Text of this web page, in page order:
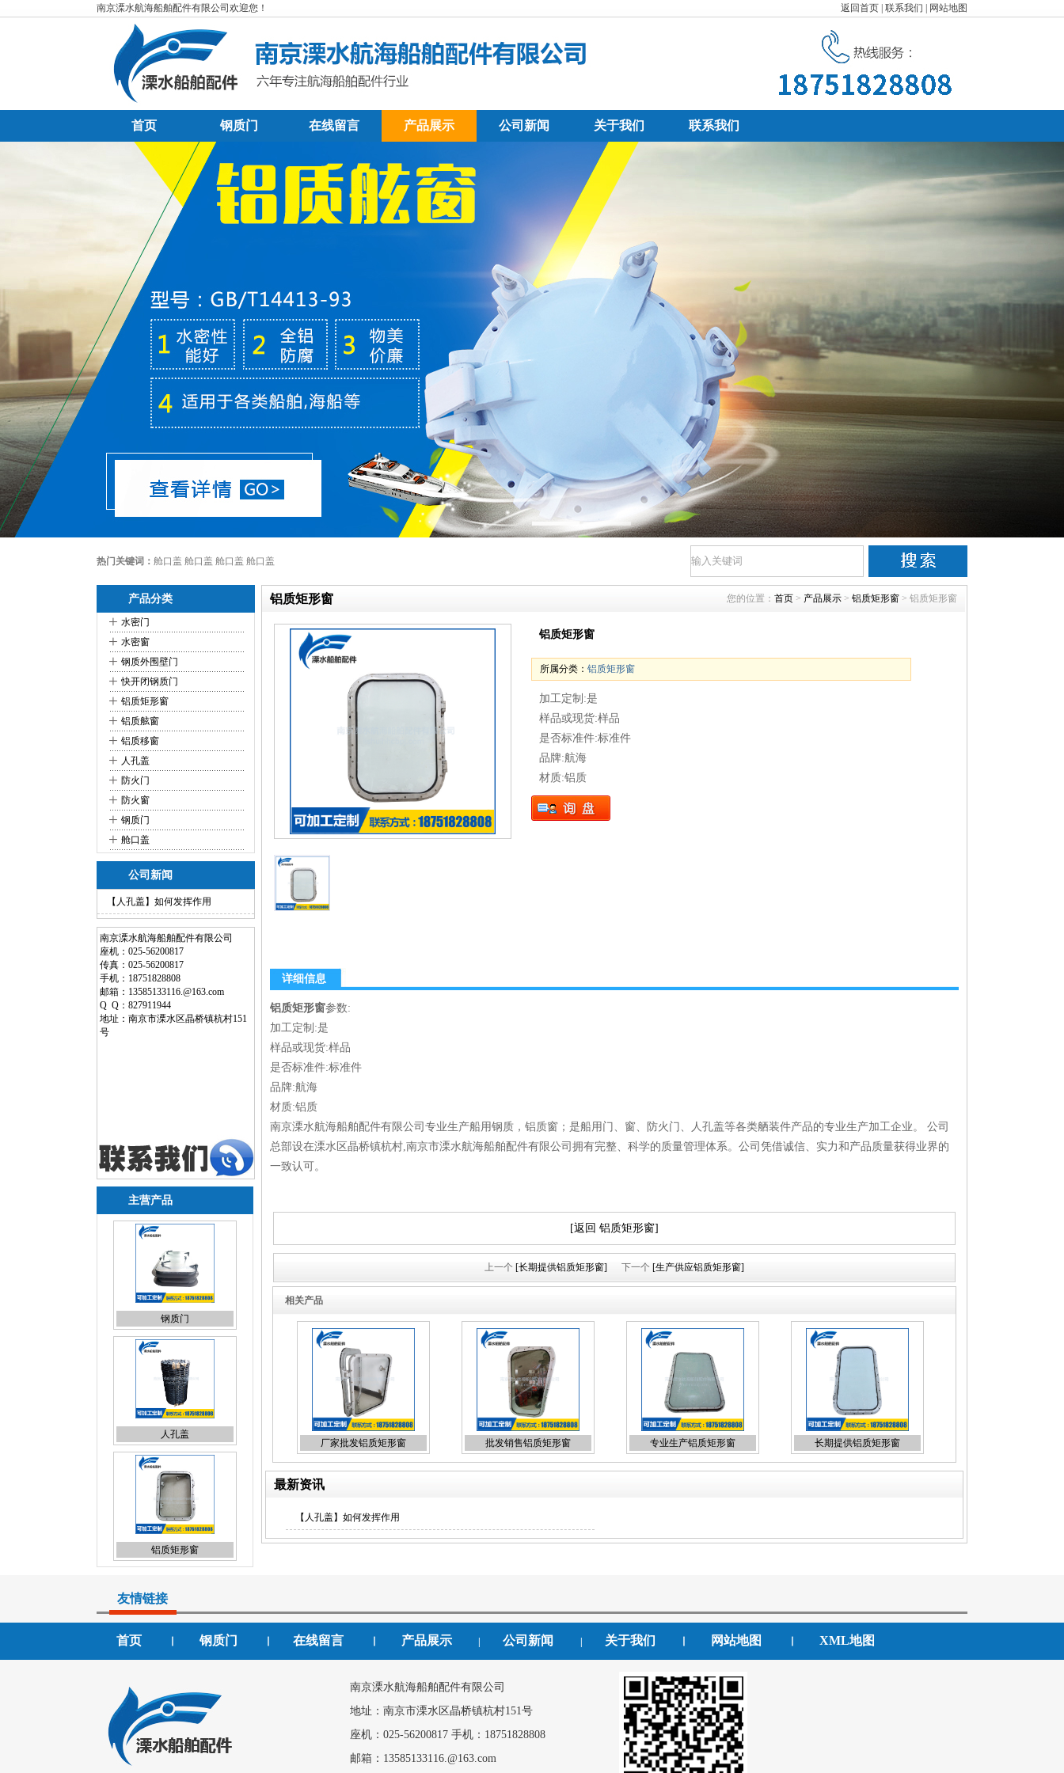
南京溧水航海船舶配件有限公司欢迎您！ 返回首页 联系我们 网站地图
首页 钢质门 在线留言 产品展示 公司新闻 关于我们 联系我们
热门关键词： 舱口盖 舱口盖 舱口盖 舱口盖
产品分类
+ 水密门
+ 水密窗
+ 钢质外围壁门
+ 快开闭钢质门
+ 铝质矩形窗
+ 铝质舷窗
+ 铝质移窗
+ 人孔盖
+ 防火门
+ 防火窗
+ 钢质门
+ 舱口盖
公司新闻
【人孔盖】如何发挥作用
南京溧水航海船舶配件有限公司
座机：025-56200817
传真：025-56200817
手机：18751828808
邮箱：13585133116.@163.com
Q Q：827911944
地址：南京市溧水区晶桥镇杭村151
号
主营产品
钢质门
人孔盖
铝质矩形窗
快开闭钢质门
铝质矩形窗 您的位置： 首页 > 产品展示 > 铝质矩形窗 > 铝质矩形窗
铝质矩形窗
所属分类： 铝质矩形窗
加工定制:是
样品或现货:样品
是否标准件:标准件
品牌:航海
材质:铝质
详细信息
铝质矩形窗参数:
加工定制:是
样品或现货:样品
是否标准件:标准件
品牌:航海
材质:铝质
南京溧水航海船舶配件有限公司专业生产船用钢质，铝质窗；是船用门、窗、防火门、人孔盖等各类舾装件产品的专业生产加工企业。 公司
总部设在溧水区晶桥镇杭村,南京市溧水航海船舶配件有限公司拥有完整、科学的质量管理体系。公司凭借诚信、实力和产品质量获得业界的
一致认可。
[返回 铝质矩形窗]
上一个 [长期提供铝质矩形窗] 下一个 [生产供应铝质矩形窗]
相关产品
厂家批发铝质矩形窗 批发销售铝质矩形窗 专业生产铝质矩形窗 长期提供铝质矩形窗
最新资讯
【人孔盖】如何发挥作用
友情链接
首页 钢质门 在线留言 产品展示 公司新闻 关于我们 网站地图 XML地图
南京溧水航海船舶配件有限公司
地址：南京市溧水区晶桥镇杭村151号
座机：025-56200817 手机：18751828808
邮箱：13585133116.@163.com